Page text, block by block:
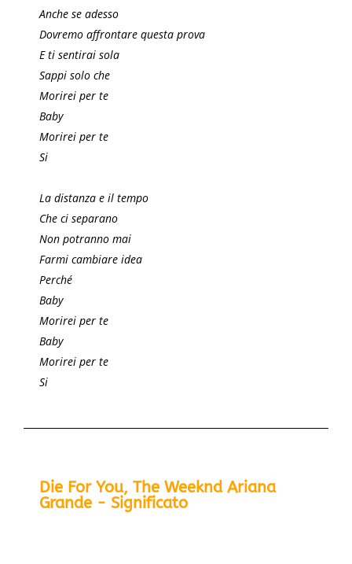
Anche se adesso
Dovremo affrontare questa prova
E ti sentirai sola
Sappi solo che
Morirei per te
Baby
Morirei per te
Si
La distanza e il tempo
Che ci separano
Non potranno mai
Farmi cambiare idea
Perché
Baby
Morirei per te
Baby
Morirei per te
Si
Die For You, The Weeknd Ariana
Grande - Significato